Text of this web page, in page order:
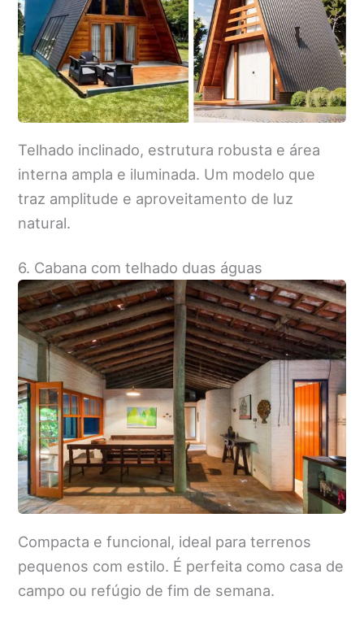
Telhado inclinado, estrutura robusta e área
interna ampla e iluminada. Um modelo que
traz amplitude e aproveitamento de luz
natural.
6. Cabana com telhado duas águas
Compacta e funcional, ideal para terrenos
pequenos com estilo. É perfeita como casa de
campo ou refúgio de fim de semana.